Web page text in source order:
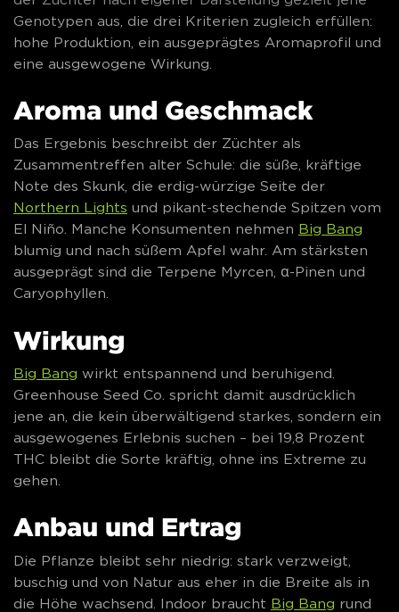
Genotypen aus, die drei Kriterien zugleich erfüllen:
hohe Produktion, ein ausgeprägtes Aromaprofil und
eine ausgewogene Wirkung.
Aroma und Geschmack
Das Ergebnis beschreibt der Züchter als
Zusammentreffen alter Schule: die süße, kräftige
Note des Skunk, die erdig-würzige Seite der
Northern Lights und pikant-stechende Spitzen vom
El Niño. Manche Konsumenten nehmen Big Bang
blumig und nach süßem Apfel wahr. Am stärksten
ausgeprägt sind die Terpene Myrcen, α-Pinen und
Caryophyllen.
Wirkung
Big Bang wirkt entspannend und beruhigend.
Greenhouse Seed Co. spricht damit ausdrücklich
jene an, die kein überwältigend starkes, sondern ein
ausgewogenes Erlebnis suchen – bei 19,8 Prozent
THC bleibt die Sorte kräftig, ohne ins Extreme zu
gehen.
Anbau und Ertrag
Die Pflanze bleibt sehr niedrig: stark verzweigt,
buschig und von Natur aus eher in die Breite als in
die Höhe wachsend. Indoor braucht Big Bang rund